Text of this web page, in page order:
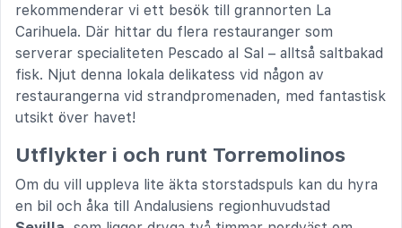
rekommenderar vi ett besök till grannorten La
Carihuela. Där hittar du flera restauranger som
serverar specialiteten Pescado al Sal – alltså saltbakad
fisk. Njut denna lokala delikatess vid någon av
restaurangerna vid strandpromenaden, med fantastisk
utsikt över havet!
Utflykter i och runt Torremolinos
Om du vill uppleva lite äkta storstadspuls kan du hyra
en bil och åka till Andalusiens regionhuvudstad